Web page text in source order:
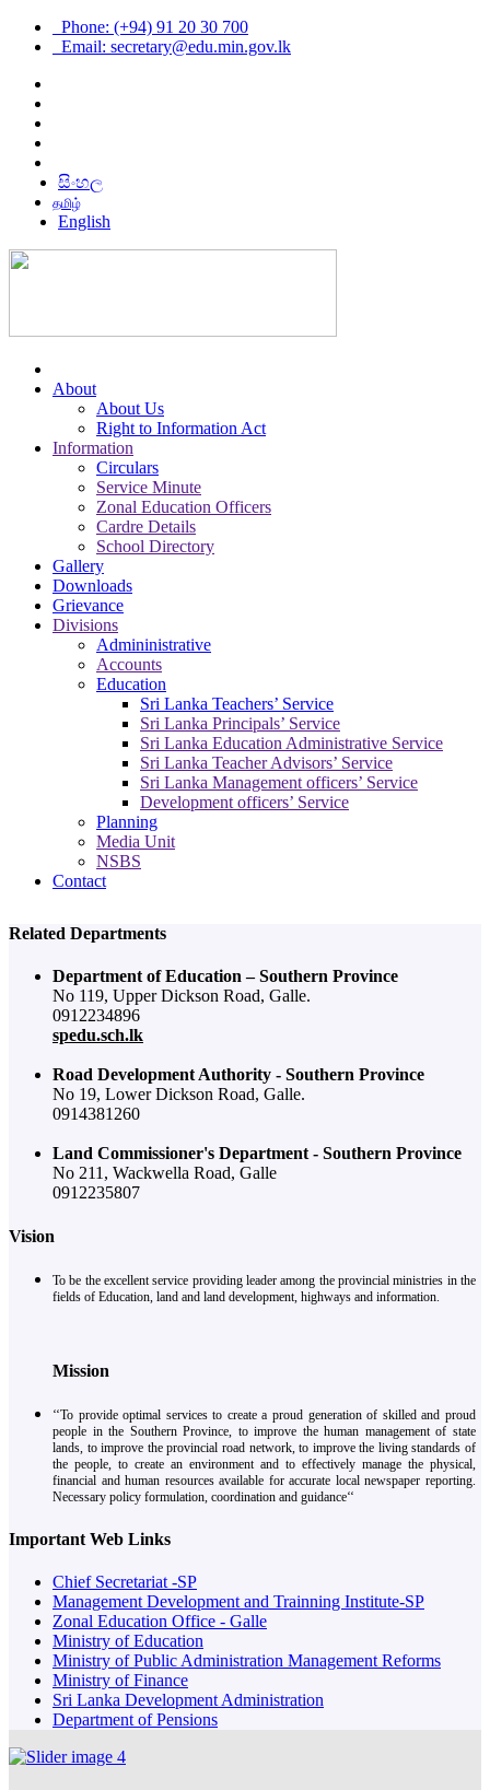
Phone: (+94) 91 20 30 700
Email: secretary@edu.min.gov.lk
සිංහල
தமிழ்
English
About
About Us
Right to Information Act
Information
Circulars
Service Minute
Zonal Education Officers
Cardre Details
School Directory
Gallery
Downloads
Grievance
Divisions
Admininistrative
Accounts
Education
Sri Lanka Teachers’ Service
Sri Lanka Principals’ Service
Sri Lanka Education Administrative Service
Sri Lanka Teacher Advisors’ Service
Sri Lanka Management officers’ Service
Development officers’ Service
Planning
Media Unit
NSBS
Contact
Related Departments
Department of Education – Southern Province
No 119, Upper Dickson Road, Galle.
0912234896
spedu.sch.lk
Road Development Authority - Southern Province
No 19, Lower Dickson Road, Galle.
0914381260
Land Commissioner's Department - Southern Province
No 211, Wackwella Road, Galle
0912235807
Vision
To be the excellent service providing leader among the provincial ministries in the
fields of Education, land and land development, highways and information.
Mission
‘‘To provide optimal services to create a proud generation of skilled and proud
people in the Southern Province, to improve the human management of state
lands, to improve the provincial road network, to improve the living standards of
the people, to create an environment and to effectively manage the physical,
financial and human resources available for accurate local newspaper reporting.
Necessary policy formulation, coordination and guidance‘‘
Important Web Links
Chief Secretariat -SP
Management Development and Trainning Institute-SP
Zonal Education Office - Galle
Ministry of Education
Ministry of Public Administration Management Reforms
Ministry of Finance
Sri Lanka Development Administration
Department of Pensions